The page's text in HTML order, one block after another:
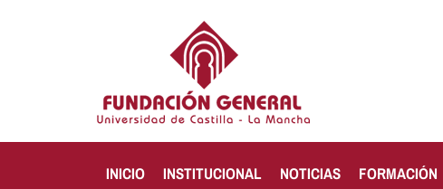
INICIO INSTITUCIONAL NOTICIAS FORMACIÓN